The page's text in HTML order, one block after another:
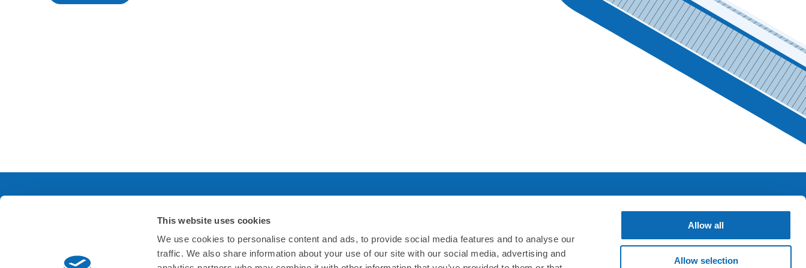
This website uses cookies
We use cookies to personalise content and ads, to provide social media features and to analyse our
traffic. We also share information about your use of our site with our social media, advertising and
Allow all
Allow selection
よくあるご質問
会社について
会社ホームページ
規約について
利用規約
SNS & アプリ